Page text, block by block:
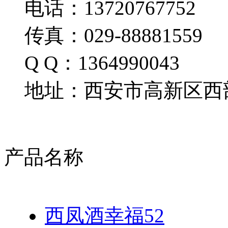
电话：13720767752
传真：029-88881559
Q Q：1364990043
地址：西安市高新区西
产品名称
西凤酒幸福52